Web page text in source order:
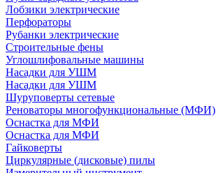
Лобзики электрические
Перфораторы
Рубанки электрические
Строительные фены
Углошлифовальные машины
Насадки для УШМ
Насадки для УШМ
Шуруповерты сетевые
Реноваторы многофункциональные (МФИ)
Оснастка для МФИ
Оснастка для МФИ
Гайковерты
Циркулярные (дисковые) пилы